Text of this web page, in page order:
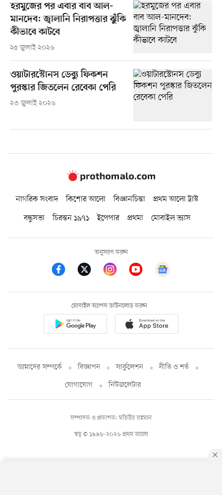
হরমুজের পর এবার বাব আল-
মানদেব: জ্বালানি নিরাপত্তার ঝুঁকি
কীভাবে কাটবে
২৫ জুলাই ২০২৬
ওয়াটারস্টোনস ডেব্যু ফিকশন
পুরস্কার জিতলেন রেবেকা পেরি
২৩ জুলাই ২০২৬
নাগরিক সংবাদ কিশোর আলো বিজ্ঞানচিন্তা
প্রথম আলো ট্রাস্ট
বন্ধুসভা
চিরন্তন ১৯৭১ ইপেপার প্রথমা মোবাইল ভ্যাস
অনুসরণ করুন
মোবাইল অ্যাপস ডাউনলোড করুন
আমাদের সম্পর্কে বিজ্ঞাপন সার্কুলেশন
নীতি ও শর্ত
যোগাযোগ
নিউজলেটার
স্বত্ব © ১৯৯৮-২০২৬ প্রথম আলো
সম্পাদক ও প্রকাশক: মতিউর রহমান